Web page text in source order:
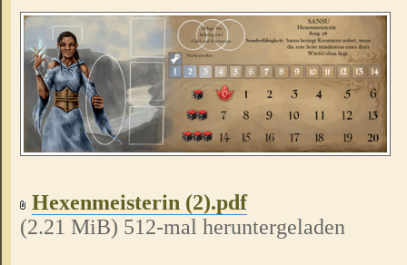
Hexenmeisterin (2).pdf
(2.21 MiB) 512-mal heruntergeladen